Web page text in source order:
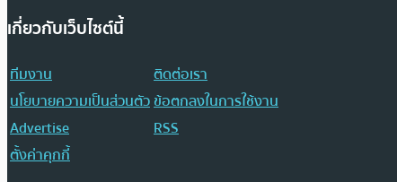
เกี่ยวกับเว็บไซต์นี้
ทีมงาน
ติดต่อเรา
นโยบายความเป็นส่วนตัวข้อตกลงในการใช้งาน
Advertise
RSS
ตั้งค่าคุกกี้